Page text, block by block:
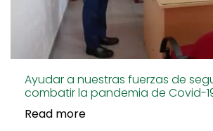
Ayudar a nuestras fuerzas de
combatir la pandemia de Covid-
Read more